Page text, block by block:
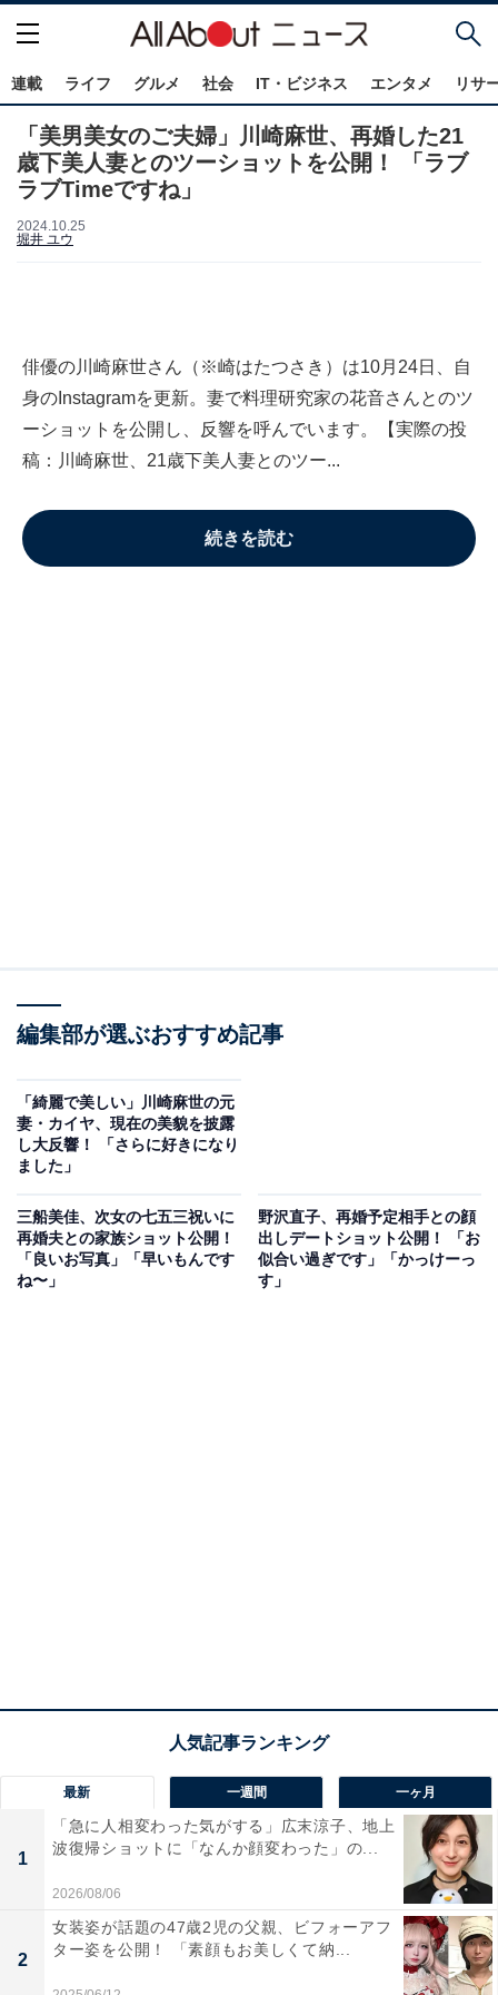
連載 ライフ グルメ 社会 IT・ビジネス エンタメ リサ
「美男美女のご夫婦」川崎麻世、再婚した21
歳下美人妻とのツーショットを公開！ 「ラブ
ラブTimeですね」
2024.10.25
堀井 ユウ
俳優の川崎麻世さん（※崎はたつさき）は10月24日、自
身のInstagramを更新。妻で料理研究家の花音さんとのツ
ーショットを公開し、反響を呼んでいます。【実際の投
稿：川崎麻世、21歳下美人妻とのツー...
続きを読む
編集部が選ぶおすすめ記事
「綺麗で美しい」川崎麻世の元
妻・カイヤ、現在の美貌を披露
し大反響！ 「さらに好きになり
ました」
三船美佳、次女の七五三祝いに
再婚夫との家族ショット公開！
「良いお写真」「早いもんです
ね〜」
野沢直子、再婚予定相手との顔
出しデートショット公開！ 「お
似合い過ぎです」「かっけーっ
す」
最新 一週間 一ヶ月
1
「急に人相変わった気がする」広末涼子、地上
波復帰ショットに「なんか顔変わった」の...
2026/08/06
2
女装姿が話題の47歳2児の父親、ビフォーアフ
ター姿を公開！ 「素顔もお美しくて納...